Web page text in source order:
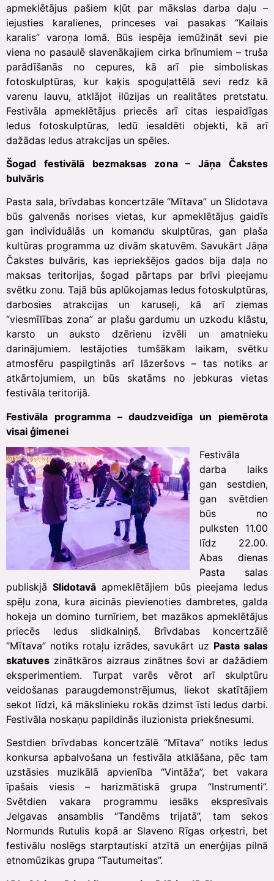
apmeklētājus pašiem kļūt par mākslas darba daļu –
iejusties karalienes, princeses vai pasakas “Kailais
karalis” varoņa lomā. Būs iespēja iemūžināt sevi pie
viena no pasaulē slavenākajiem cirka brīnumiem – truša
parādīšanās no cepures, kā arī pie simboliskas
fotoskulptūras, kur kaķis spoguļattēlā sevi redz kā
varenu lauvu, atklājot ilūzijas un realitātes pretstatu.
Festivāla apmeklētājus priecēs arī citas iespaidīgas
ledus fotoskulptūras, ledū iesaldēti objekti, kā arī
dažādas ledus atrakcijas un spēles.
Šogad festivālā bezmaksas zona – Jāņa Čakstes
bulvāris
Pasta sala, brīvdabas koncertzāle “Mītava” un Slidotava
būs galvenās norises vietas, kur apmeklētājus gaidīs
gan individuālās un komandu skulptūras, gan plaša
kultūras programma uz divām skatuvēm. Savukārt Jāņa
Čakstes bulvāris, kas iepriekšējos gados bija daļa no
maksas teritorijas, šogad pārtaps par brīvi pieejamu
svētku zonu. Tajā būs aplūkojamas ledus fotoskulptūras,
darbosies atrakcijas un karuseļi, kā arī ziemas
“viesmīlības zona” ar plašu gardumu un uzkodu klāstu,
karsto un auksto dzērienu izvēli un amatnieku
darinājumiem. Iestājoties tumšākam laikam, svētku
atmosfēru paspilgtinās arī lāzeršovs – tas notiks ar
atkārtojumiem, un būs skatāms no jebkuras vietas
festivāla teritorijā.
Festivāla programma – daudzveidīga un piemērota
visai ģimenei
Festivāla
darba laiks
gan sestdien,
gan svētdien
būs no
pulksten 11.00
līdz 22.00.
Abas dienas
Pasta salas
publiskjā Slidotavā apmeklētājiem būs pieejama ledus
spēļu zona, kura aicinās pievienoties dambretes, galda
hokeja un domino turnīriem, bet mazākos apmeklētājus
priecēs ledus slidkalniņš. Brīvdabas koncertzālē
“Mītava” notiks rotaļu izrādes, savukārt uz Pasta salas
skatuves zinātkāros aizraus zinātnes šovi ar dažādiem
eksperimentiem. Turpat varēs vērot arī skulptūru
veidošanas paraugdemonstrējumus, liekot skatītājiem
sekot līdzi, kā mākslinieku rokās dzimst īsti ledus darbi.
Festivāla noskaņu papildinās iluzionista priekšnesumi.
Sestdien brīvdabas koncertzālē “Mītava” notiks ledus
konkursa apbalvošana un festivāla atklāšana, pēc tam
uzstāsies muzikālā apvienība “Vintāža”, bet vakara
īpašais viesis – harizmātiskā grupa “Instrumenti”.
Svētdien vakara programmu iesāks ekspresīvais
Jelgavas ansamblis “Tandēms trijatā”, tam sekos
Normunds Rutulis kopā ar Slaveno Rīgas orķestri, bet
festivālu noslēgs starptautiski atzītā un enerģijas pilnā
etnomūzikas grupa “Tautumeitas”.